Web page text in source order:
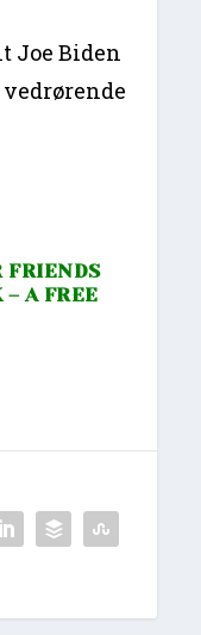
Joe Biden
FRIENDS
– A FREE